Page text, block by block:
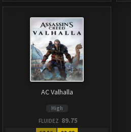
AC Valhalla
High
FLUIDEZ 89.75